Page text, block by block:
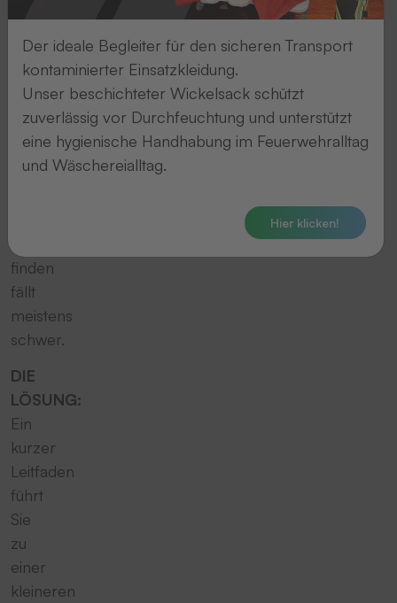
lassen
keine
Wünsche
offen.
Doch
das
finden
fällt
meistens
schwer.
DIE
LÖSUNG:
Ein
kurzer
Leitfaden
führt
Sie
zu
einer
kleineren
Der ideale Begleiter für den sicheren Transport
kontaminierter Einsatzkleidung.
Unser beschichteter Wickelsack schützt
zuverlässig vor Durchfeuchtung und unterstützt
eine hygienische Handhabung im Feuerwehralltag
und Wäschereialltag.
Hier klicken!